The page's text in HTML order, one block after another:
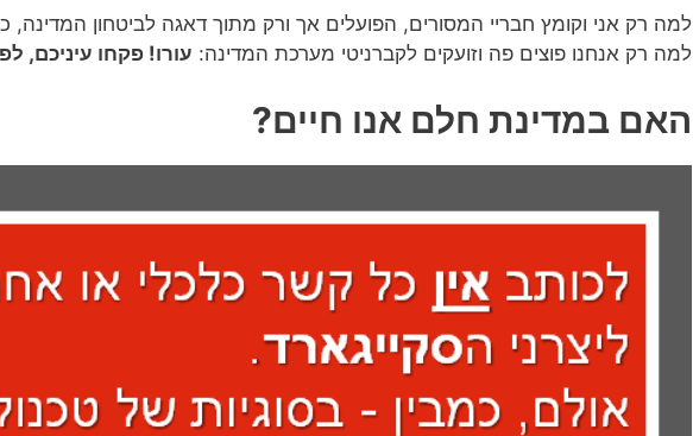
למה רק אני וקומץ חבריי המסורים, הפועלים אך ורק מתוך דאגה לביטחון המדינה,
למה רק אנחנו פוצים פה וזועקים לקברניטי מערכת המדינה: עורו! פקחו עיניכם,
האם במדינת חלם אנו חיים?